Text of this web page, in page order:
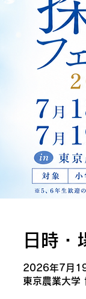
日時・
2026年7月
東京農業大学